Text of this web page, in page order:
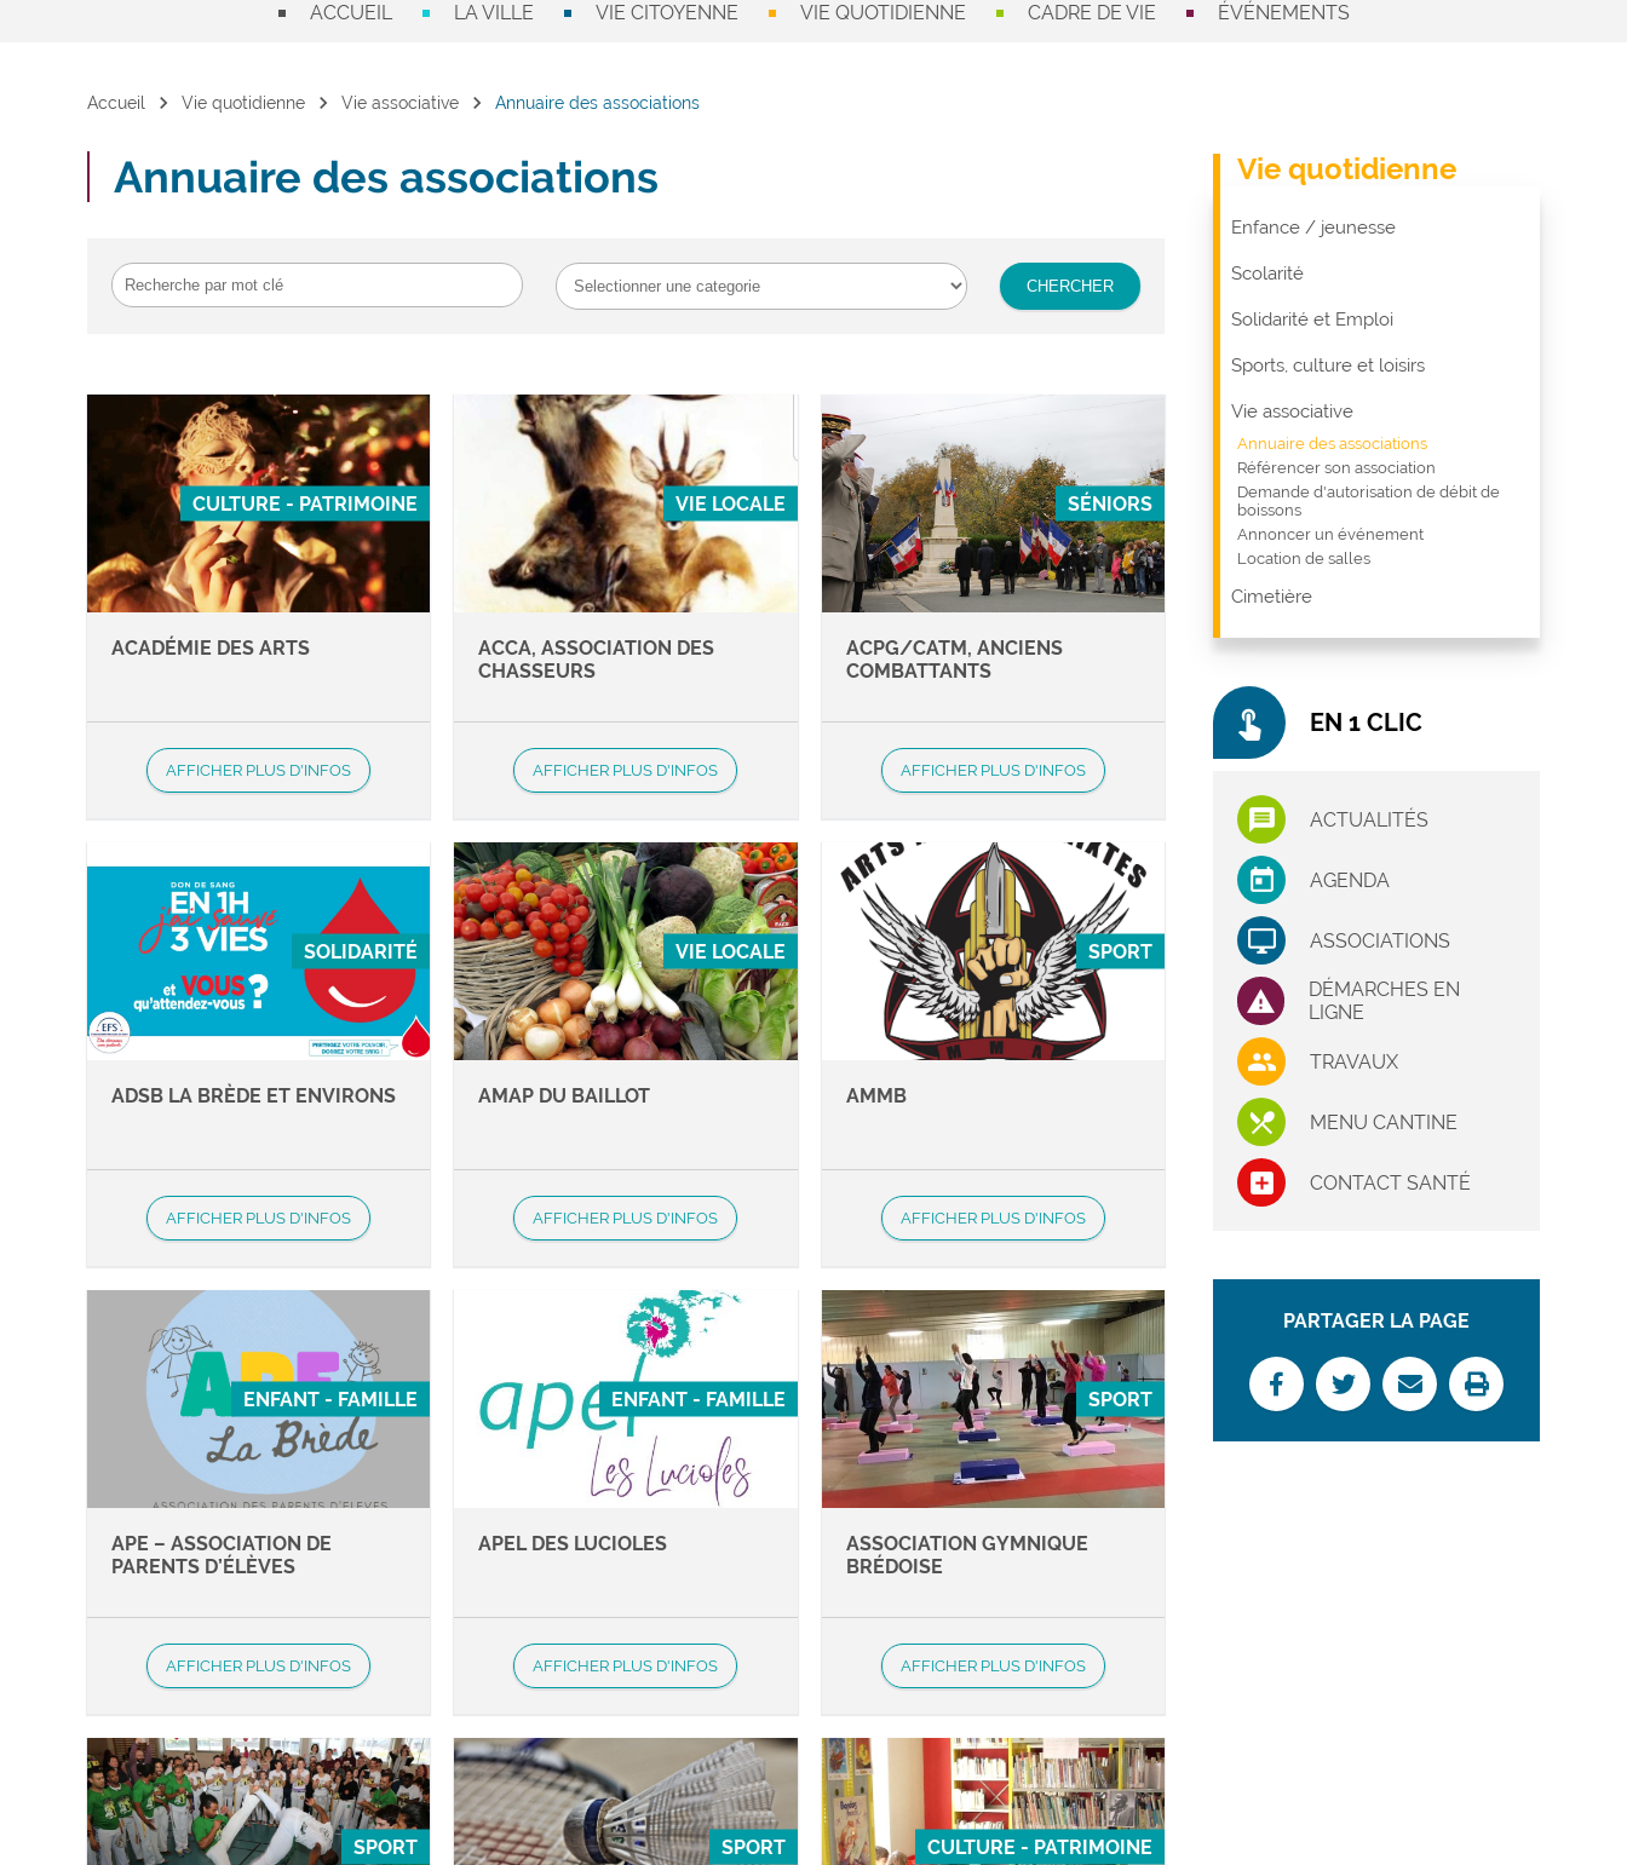
ACCUEIL LA VILLE VIE CITOYENNE VIE QUOTIDIENNE CADRE DE VIE ÉVÉNEMENTS
Accueil chevron_right Vie quotidienne chevron_right Vie associative chevron_right Annuaire des associations
Annuaire des associations
CULTURE - PATRIMOINE
ACADÉMIE DES ARTS
AFFICHER PLUS D'INFOS
VIE LOCALE
ACCA, ASSOCIATION DES
CHASSEURS
AFFICHER PLUS D'INFOS
SÉNIORS
ACPG/CATM, ANCIENS
COMBATTANTS
AFFICHER PLUS D'INFOS
SOLIDARITÉ
ADSB LA BRÈDE ET ENVIRONS
AFFICHER PLUS D'INFOS
VIE LOCALE
AMAP DU BAILLOT
AFFICHER PLUS D'INFOS
SPORT
AMMB
AFFICHER PLUS D'INFOS
ENFANT - FAMILLE
APE – ASSOCIATION DE
PARENTS D’ÉLÈVES
AFFICHER PLUS D'INFOS
ENFANT - FAMILLE
APEL DES LUCIOLES
AFFICHER PLUS D'INFOS
SPORT
ASSOCIATION GYMNIQUE
BRÉDOISE
AFFICHER PLUS D'INFOS
SPORT SPORT CULTURE - PATRIMOINE
Vie quotidienne
Enfance / jeunesse
Scolarité
Solidarité et Emploi
Sports, culture et loisirs
Vie associative
Annuaire des associations
Référencer son association
Demande d'autorisation de débit de
boissons
Annoncer un événement
Location de salles
Cimetière
touch_app EN 1 CLIC
ACTUALITÉS
AGENDA
ASSOCIATIONS
DÉMARCHES EN
LIGNE
TRAVAUX
MENU CANTINE
CONTACT SANTÉ
PARTAGER LA PAGE